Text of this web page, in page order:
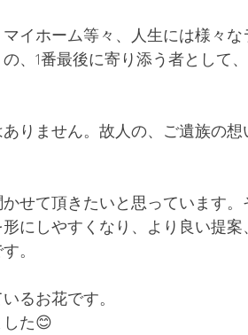
イホーム等々、人生には様々
、1番最後に寄り添う者として
りません。故人の、ご遺族の
せて頂きたいと思っています
にしやすくなり、より良い提
。
るお花です。
た😊